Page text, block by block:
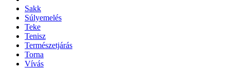
Sakk
Súlyemelés
Teke
Tenisz
Természetjárás
Torna
Vívás